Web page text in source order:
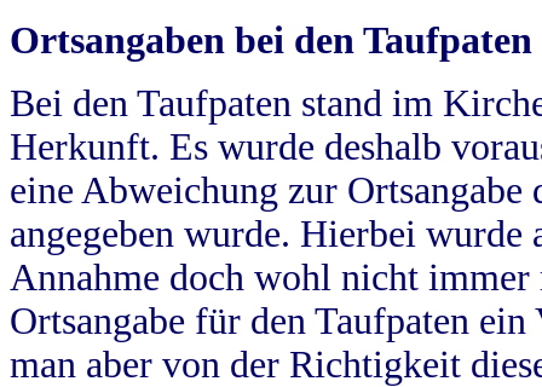
Ortsangaben bei den Taufpaten
Bei den Taufpaten stand im
Herkunft. Es wurde deshalb
eine Abweichung zur
angegeben wurde. Hierbei wurde
Annahme doch wohl nicht
Ortsangabe für den Taufpaten
man aber von der Richtigkeit